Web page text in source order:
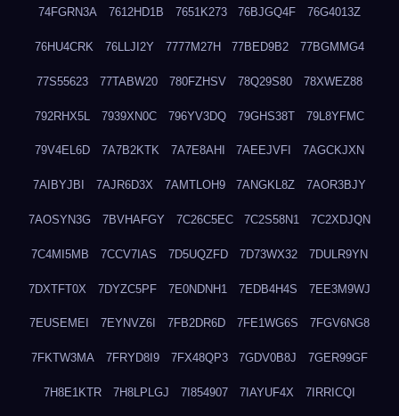
74FGRN3A 7612HD1B 7651K273 76BJGQ4F 76G4013Z
76HU4CRK 76LLJI2Y 7777M27H 77BED9B2 77BGMMG4
77S55623 77TABW20 780FZHSV 78Q29S80 78XWEZ88
792RHX5L 7939XN0C 796YV3DQ 79GHS38T 79L8YFMC
79V4EL6D 7A7B2KTK 7A7E8AHI 7AEEJVFI 7AGCKJXN
7AIBYJBI 7AJR6D3X 7AMTLOH9 7ANGKL8Z 7AOR3BJY
7AOSYN3G 7BVHAFGY 7C26C5EC 7C2S58N1 7C2XDJQN
7C4MI5MB 7CCV7IAS 7D5UQZFD 7D73WX32 7DULR9YN
7DXTFT0X 7DYZC5PF 7E0NDNH1 7EDB4H4S 7EE3M9WJ
7EUSEMEI 7EYNVZ6I 7FB2DR6D 7FE1WG6S 7FGV6NG8
7FKTW3MA 7FRYD8I9 7FX48QP3 7GDV0B8J 7GER99GF
7H8E1KTR 7H8LPLGJ 7I854907 7IAYUF4X 7IRRICQI